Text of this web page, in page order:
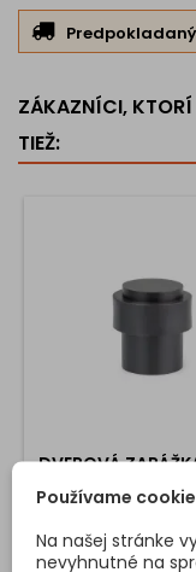
ZÁKAZNÍCI, KTORÍ
TIEŽ:
DVEROVÁ
/ ČIERNA
dvere zarážka
zastaví dvere aj
Používame
Na našej stránke
nevyhnutné na